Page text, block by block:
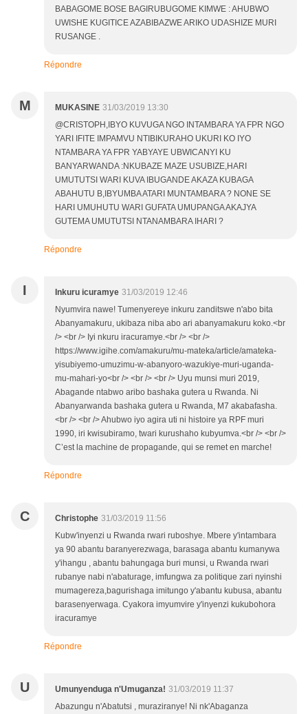
BABAGOME BOSE BAGIRUBUGOME KIMWE : AHUBWO
UWISHE KUGITICE AZABIBAZWE ARIKO UDASHIZE MURI
RUSANGE .
Répondre
M MUKASINE 31/03/2019 13:30
@CRISTOPH,IBYO KUVUGA NGO INTAMBARA YA FPR NGO
YARI IFITE IMPAMVU NTIBIKURAHO UKURI KO IYO
NTAMBARA YA FPR YABYAYE UBWICANYI KU
BANYARWANDA :NKUBAZE MAZE USUBIZE,HARI
UMUTUTSI WARI KUVA IBUGANDE AKAZA KUBAGA
ABAHUTU B,IBYUMBA ATARI MUNTAMBARA ? NONE SE
HARI UMUHUTU WARI GUFATA UMUPANGA AKAJYA
GUTEMA UMUTUTSI NTANAMBARA IHARI ?
Répondre
I Inkuru icuramye 31/03/2019 12:46
Nyumvira nawe! Tumenyereye inkuru zanditswe n'abo bita
Abanyamakuru, ukibaza niba abo ari abanyamakuru koko.<br
/> <br /> Iyi nkuru iracuramye.<br /> <br />
https://www.igihe.com/amakuru/mu-mateka/article/amateka-
yisubiyemo-umuzimu-w-abanyoro-wazukiye-muri-uganda-
mu-mahari-yo<br /> <br /> <br /> Uyu munsi muri 2019,
Abagande ntabwo aribo bashaka gutera u Rwanda. Ni
Abanyarwanda bashaka gutera u Rwanda, M7 akabafasha.
<br /> <br /> Ahubwo iyo agira uti ni histoire ya RPF muri
1990, iri kwisubiramo, twari kurushaho kubyumva.<br /> <br />
C’est la machine de propagande, qui se remet en marche!
Répondre
C Christophe 31/03/2019 11:56
Kubw'inyenzi u Rwanda rwari ruboshye. Mbere y'intambara
ya 90 abantu baranyerezwaga, barasaga abantu kumanywa
y'ihangu , abantu bahungaga buri munsi, u Rwanda rwari
rubanye nabi n'abaturage, imfungwa za politique zari nyinshi
mumagereza,bagurishaga imitungo y'abantu kubusa, abantu
barasenyerwaga. Cyakora imyumvire y'inyenzi kukubohora
iracuramye
Répondre
U Umunyenduga n'Umuganza! 31/03/2019 11:37
Abazungu n'Abatutsi , muraziranye! Ni nk'Abaganza